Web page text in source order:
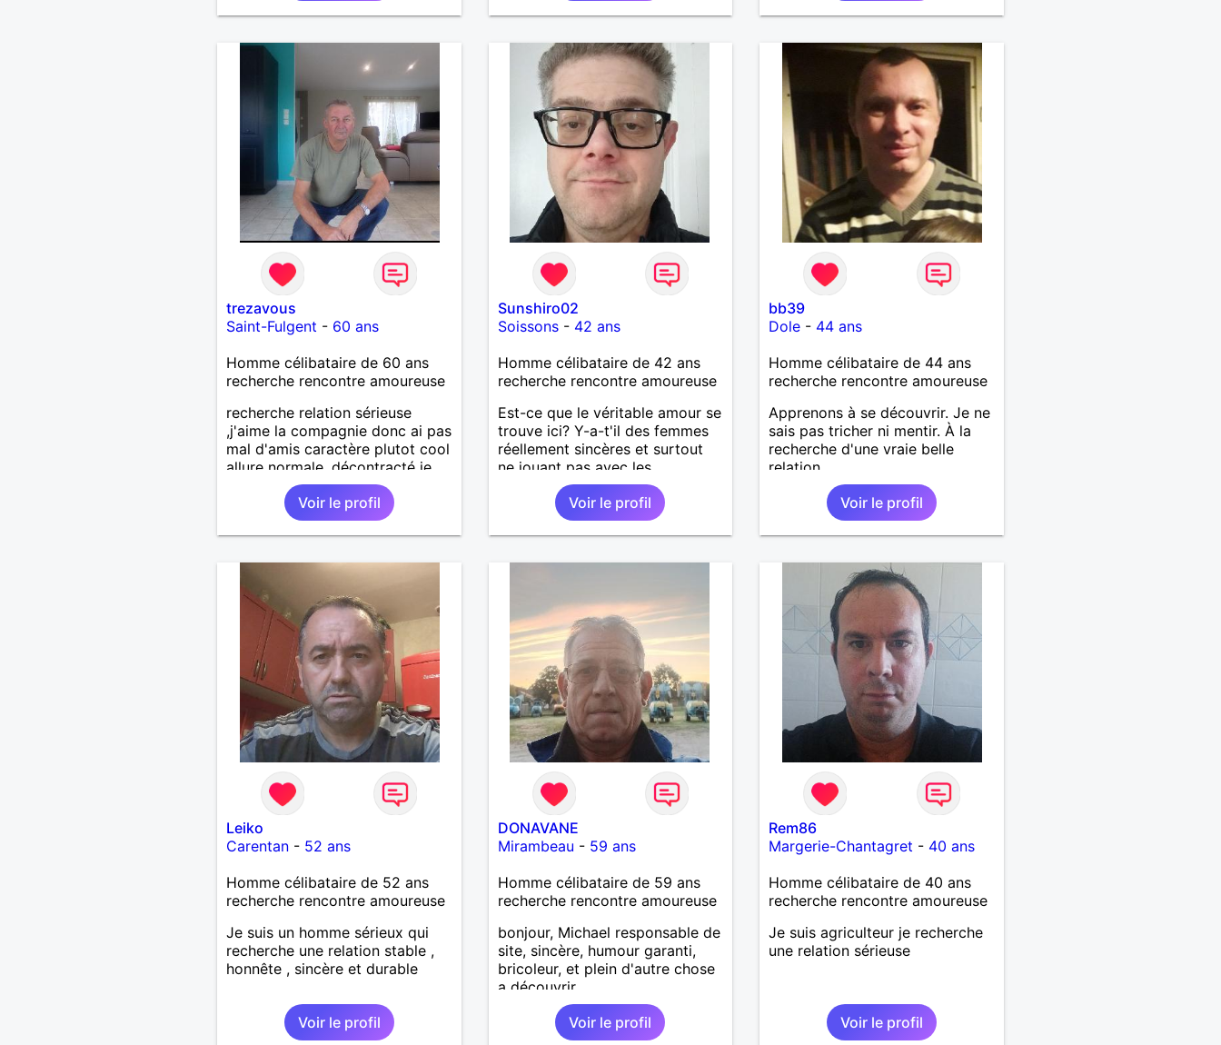
ravi….A très bientôt je l’espère.
trezavous
Saint-Fulgent - 60 ans
Homme célibataire de 60 ans
recherche rencontre amoureuse
recherche relation sérieuse
,j'aime la compagnie donc ai pas
mal d'amis caractère plutot cool
allure normale ,décontracté je
voudrais rencontrer une
personne aimant la nature
,bricolage ,quelqu'un de simple
et naturel à vos claviers
Voir le profil
Sunshiro02
Soissons- 42 ans
Homme célibataire de 42 ans
recherche rencontre amoureuse
Est-ce que le véritable amour se
trouve ici? Y-a-t'il des femmes
réellement sincères et surtout
ne jouant pas avec les
sentiments des hommes? Etant
un homme protecteur et
bienveillant, je veux continuer
d'y croire et pouvoir enfin
profiteuse et autres joyeuseté
passer votre chemin, vous ne
m'intéressez pas du tout!
Voir le profil
bb39
Dole - 44 ans
Homme célibataire de 44 ans
recherche rencontre amoureuse
Apprenons à se découvrir. Je ne
sais pas tricher ni mentir. À la
recherche d'une vraie belle
relation
Voir le profil
Leiko
Carentan- 52 ans
Homme célibataire de 52 ans
recherche rencontre amoureuse
Je suis un homme sérieux qui
recherche une relation stable ,
honnête , sincère et durable
Voir le profil
DONAVANE
Mirambeau - 59 ans
Homme célibataire de 59 ans
recherche rencontre amoureuse
bonjour, Michael responsable de
site, sincère, humour garanti,
bricoleur, et plein d'autre chose
a découvrir
Voir le profil
Rem86
Margerie-Chantagret - 40 ans
Homme célibataire de 40 ans
recherche rencontre amoureuse
Je suis agriculteur je recherche
une relation sérieuse
Voir le profil